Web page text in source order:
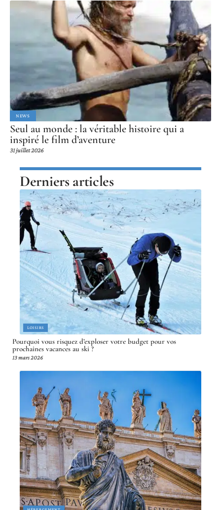
NEWS
Seul au monde : la véritable histoire qui a
inspiré le film d’aventure
31 juillet 2026
Derniers articles
LOISIRS
Pourquoi vous risquez d’exploser votre budget pour vos
prochaines vacances au ski ?
13 mars 2026